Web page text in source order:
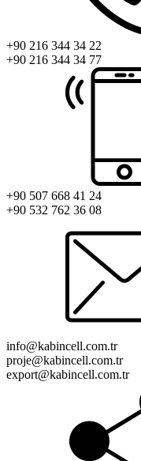
+90 216 344 34 22
+90 216 344 34 77
+90 507 668 41 24
+90 532 762 36 08
info@kabincell.com.tr
proje@kabincell.com.tr
export@kabincell.com.tr